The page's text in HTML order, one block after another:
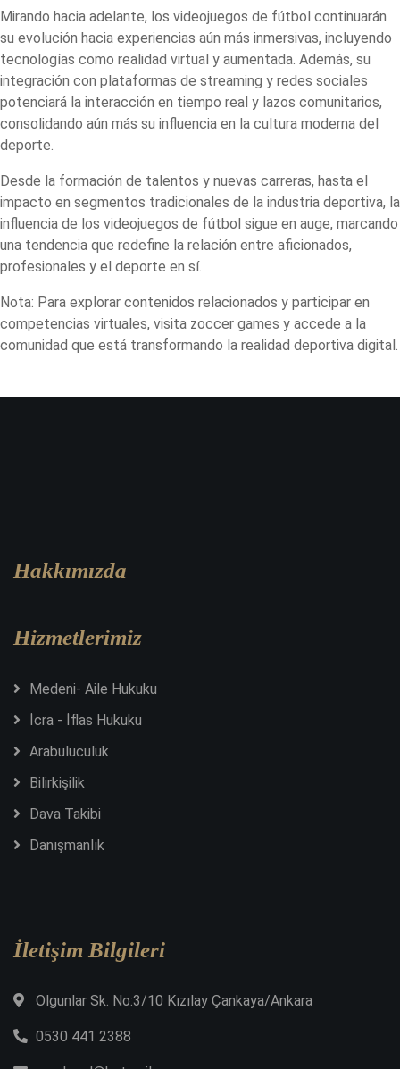
Mirando hacia adelante, los videojuegos de fútbol continuarán
su evolución hacia experiencias aún más inmersivas, incluyendo
tecnologías como realidad virtual y aumentada. Además, su
integración con plataformas de streaming y redes sociales
potenciará la interacción en tiempo real y lazos comunitarios,
consolidando aún más su influencia en la cultura moderna del
deporte.
Desde la formación de talentos y nuevas carreras, hasta el
impacto en segmentos tradicionales de la industria deportiva, la
influencia de los videojuegos de fútbol sigue en auge, marcando
una tendencia que redefine la relación entre aficionados,
profesionales y el deporte en sí.
Nota: Para explorar contenidos relacionados y participar en
competencias virtuales, visita zoccer games y accede a la
comunidad que está transformando la realidad deportiva digital.
Hakkımızda
Hizmetlerimiz
Medeni- Aile Hukuku
İcra - İflas Hukuku
Arabuluculuk
Bilirkişilik
Dava Takibi
Danışmanlık
İletişim Bilgileri
Olgunlar Sk. No:3/10 Kızılay Çankaya/Ankara
0530 441 2388